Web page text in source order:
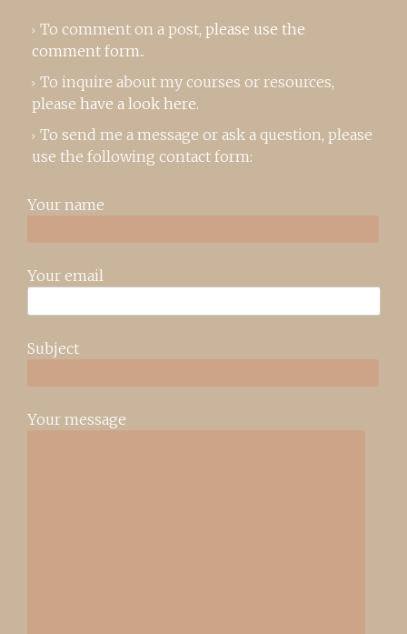
To comment on a post, please use the
comment form..
To inquire about my courses or resources,
please have a look here.
To send me a message or ask a question, please
use the following contact form:
Your name
Your email
Subject
Your message